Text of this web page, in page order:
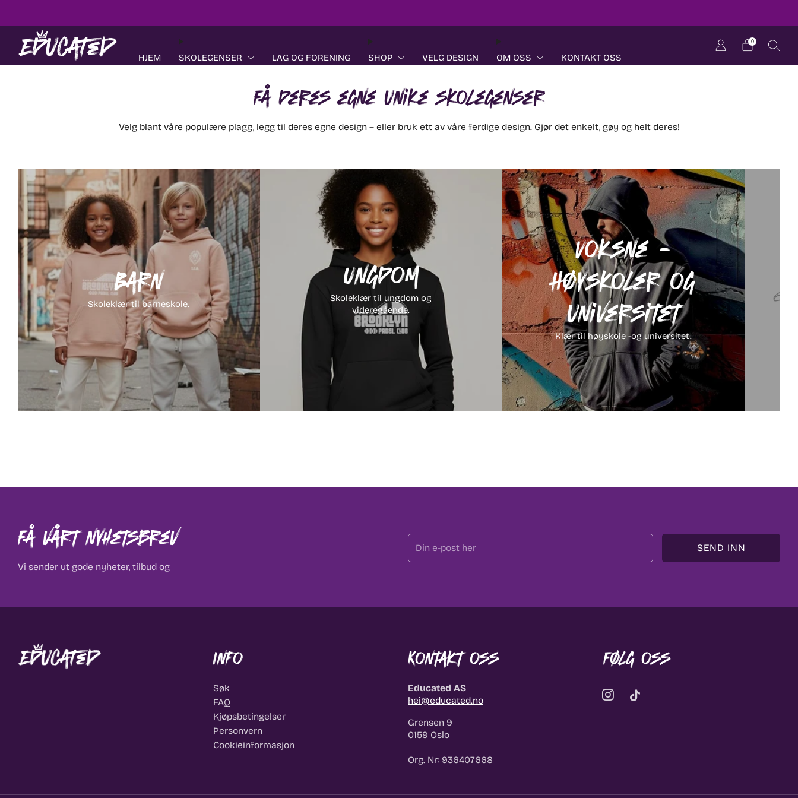
HJEM SKOLEGENSER LAG OG FORENING SHOP VELG DESIGN OM OSS KONTAKT OSS
0
Få deres egne unike skolegenser
Velg blant våre populære plagg, legg til deres egne design – eller bruk ett av våre ferdige design. Gjør det enkelt, gøy og helt deres!
Barn
Skoleklær til barneskole.
Ungdom
Skoleklær til ungdom og
videregående.
Voksne -
Høyskoler og
universitet
Klær til høyskole -og universitet.
Få vårt nyhetsbrev
Vi sender ut gode nyheter, tilbud og
SEND INN
Info
Søk
FAQ
Kjøpsbetingelser
Personvern
Cookieinformasjon
Kontakt oss
Educated AS
hei@educated.no
Grensen 9
0159 Oslo
Org. Nr: 936407668
Følg oss